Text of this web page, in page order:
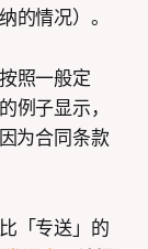
的情况）。
照一般定
例子显示，
为合同条款
「专送」的